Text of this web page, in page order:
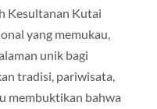
Kesultanan Kutai
yang memukau,
unik bagi
tradisi, pariwisata,
membuktikan bahwa